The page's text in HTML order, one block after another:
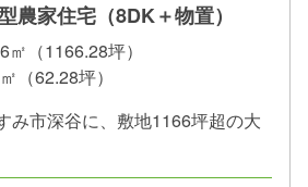
農家住宅（8DK＋物置）
㎡（1166.28坪）
（62.28坪）
み市深谷に、敷地1166坪超の大